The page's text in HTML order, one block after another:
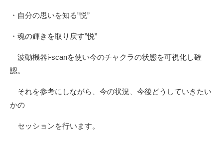
・自分の思いを知る”悦”
・魂の輝きを取り戻す”悦”
波動機器i-scanを使い今のチャクラの状態を可視化し確
認。
それを参考にしながら、今の状況、今後どうしていきたい
かの
セッションを行います。